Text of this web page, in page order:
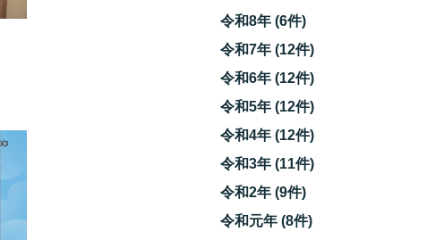
令和8年 (6件)
令和7年 (12件)
令和6年 (12件)
令和5年 (12件)
令和4年 (12件)
令和3年 (11件)
令和2年 (9件)
令和元年 (8件)